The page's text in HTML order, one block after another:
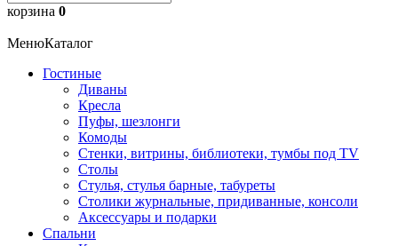
корзина 0
МенюКаталог
Гостиные
Диваны
Кресла
Пуфы, шезлонги
Комоды
Стенки, витрины, библиотеки, тумбы под TV
Столы
Стулья, стулья барные, табуреты
Столики журнальные, придиванные, консоли
Аксессуары и подарки
Спальни